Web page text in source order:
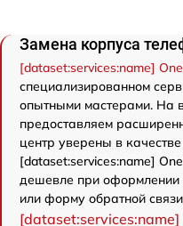
Замена корпуса
[dataset:services:name]
специализированном
опытными мастерами. На
предоставляем
центр уверены в
[dataset:services:name]
дешевле при оформлении
или форму обратной
[dataset:services:name]